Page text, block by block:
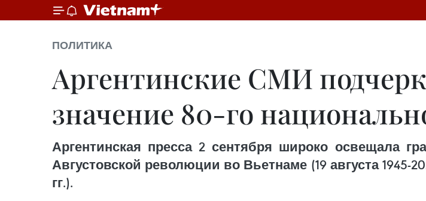
ПОЛИТИКА
Аргентинские СМИ
значение 80-го
Аргентинская пресса 2 сентября широко освещала
Августовской революции во Вьетнаме (19 августа 1945-
гг.).